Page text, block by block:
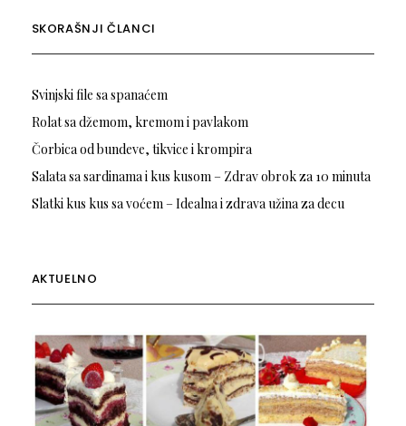
SKORAŠNJI ČLANCI
Svinjski file sa spanaćem
Rolat sa džemom, kremom i pavlakom
Čorbica od bundeve, tikvice i krompira
Salata sa sardinama i kus kusom – Zdrav obrok za 10 minuta
Slatki kus kus sa voćem – Idealna i zdrava užina za decu
AKTUELNO